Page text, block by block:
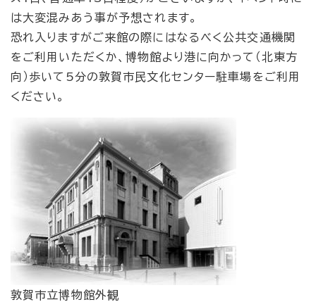
は大変混みあう事が予想されます。
恐れ入りますがご来館の際にはなるべく公共交通機関
をご利用いただくか、博物館より港に向かって（北東方
向）歩いて5分の敦賀市民文化センター駐車場をご利用
ください。
敦賀市立博物館外観